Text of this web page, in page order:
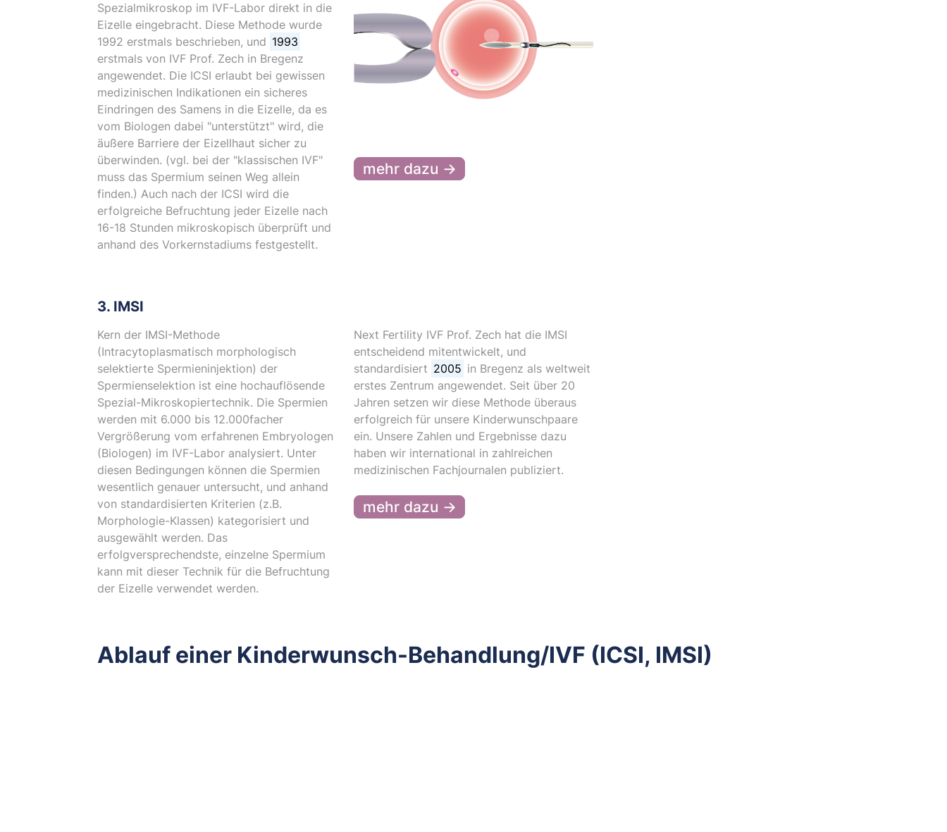
Spezialmikroskop im IVF-Labor direkt in die
Eizelle eingebracht. Diese Methode wurde
1992 erstmals beschrieben, und 1993
erstmals von IVF Prof. Zech in Bregenz
angewendet. Die ICSI erlaubt bei gewissen
medizinischen Indikationen ein sicheres
Eindringen des Samens in die Eizelle, da es
vom Biologen dabei "unterstützt" wird, die
äußere Barriere der Eizellhaut sicher zu
überwinden. (vgl. bei der "klassischen IVF"
muss das Spermium seinen Weg allein
finden.) Auch nach der ICSI wird die
erfolgreiche Befruchtung jeder Eizelle nach
16-18 Stunden mikroskopisch überprüft und
anhand des Vorkernstadiums festgestellt.
mehr dazu →
3. IMSI
Kern der IMSI-Methode
(Intracytoplasmatisch morphologisch
selektierte Spermieninjektion) der
Spermienselektion ist eine hochauflösende
Spezial-Mikroskopiertechnik. Die Spermien
werden mit 6.000 bis 12.000facher
Vergrößerung vom erfahrenen Embryologen
(Biologen) im IVF-Labor analysiert. Unter
diesen Bedingungen können die Spermien
wesentlich genauer untersucht, und anhand
von standardisierten Kriterien (z.B.
Morphologie-Klassen) kategorisiert und
ausgewählt werden. Das
erfolgversprechendste, einzelne Spermium
kann mit dieser Technik für die Befruchtung
der Eizelle verwendet werden.
Next Fertility IVF Prof. Zech hat die IMSI
entscheidend mitentwickelt, und
standardisiert 2005 in Bregenz als weltweit
erstes Zentrum angewendet. Seit über 20
Jahren setzen wir diese Methode überaus
erfolgreich für unsere Kinderwunschpaare
ein. Unsere Zahlen und Ergebnisse dazu
haben wir international in zahlreichen
medizinischen Fachjournalen publiziert.
mehr dazu →
Ablauf einer Kinderwunsch-Behandlung/IVF (ICSI, IMSI)